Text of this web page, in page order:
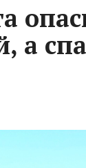
а